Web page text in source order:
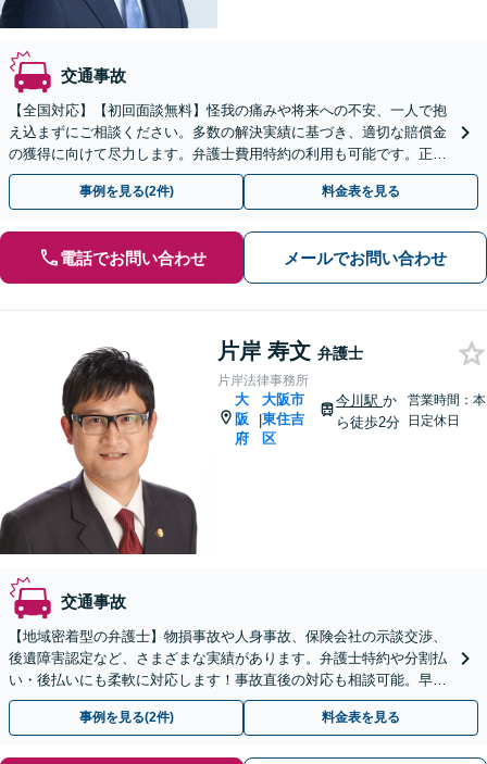
交通事故
【全国対応】【初回面談無料】怪我の痛みや将来への不安、一人で抱
え込まずにご相談ください。多数の解決実績に基づき、適切な賠償金
の獲得に向けて尽力します。弁護士費用特約の利用も可能です。正当
な補償を受け取るため尽力いたします【休日・夜間相談可】
事例を見る(2件) 料金表を見る
電話でお問い合わせ メールでお問い合わせ
片岸 寿文 弁護士
片岸法律事務所
大
阪
府
|
大阪市
東住吉
区
今川駅 か
ら徒歩2分
営業時間：本
日定休日
交通事故
【地域密着型の弁護士】物損事故や人身事故、保険会社の示談交渉、
後遺障害認定など、さまざまな実績があります。弁護士特約や分割払
い・後払いにも柔軟に対応します！事故直後の対応も相談可能。早め
に弁護士に相談し、有利な示談交渉を！【今川駅2分】
事例を見る(2件) 料金表を見る